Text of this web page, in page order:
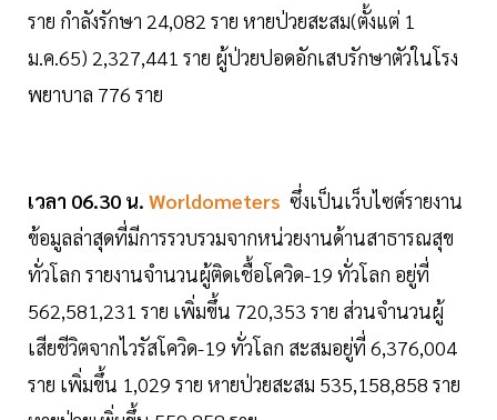
ราย กำลังรักษา 24,082 ราย หายป่วยสะสม(ตั้งแต่ 1
ม.ค.65) 2,327,441 ราย ผู้ป่วยปอดอักเสบรักษาตัวในโรง
พยาบาล 776 ราย
เวลา 06.30 น. Worldometers ซึ่งเป็นเว็บไซต์รายงาน
ข้อมูลล่าสุดที่มีการรวบรวมจากหน่วยงานด้านสาธารณสุข
ทั่วโลก รายงานจำนวนผู้ติดเชื้อโควิด-19 ทั่วโลก อยู่ที่
562,581,231 ราย เพิ่มขึ้น 720,353 ราย ส่วนจำนวนผู้
เสียชีวิตจากไวรัสโควิด-19 ทั่วโลก สะสมอยู่ที่ 6,376,004
ราย เพิ่มขึ้น 1,029 ราย หายป่วยสะสม 535,158,858 ราย